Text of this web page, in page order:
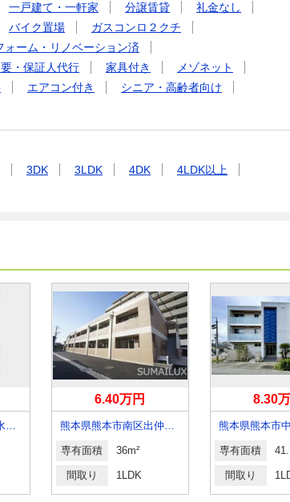
一戸建て・一軒家 分譲賃貸
礼金なし
バイク置場
ガスコンロ２クチ
ォーム・リノベーション済
・保証人代行 家具付き
メゾネット
エアコン付き
シニア・高齢者向け
3DK 3LDK 4DK
4LDK以上
熊本県熊本市中央区水前寺１丁目
6.40万円
熊本県熊本市南区出仲間８
専有面積 36m²
間取り 1LDK
8.30
専有面積
間取り